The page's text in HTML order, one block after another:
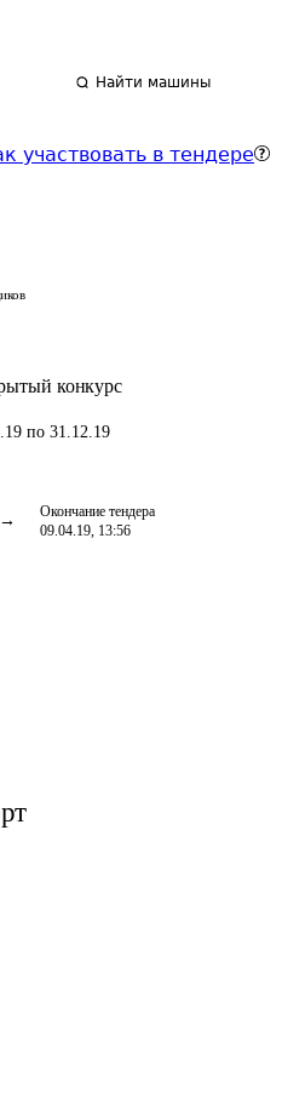
Найти машины
участвовать в тендере
конкурс
по 31.12.19
Окончание тендера
09.04.19, 13:56